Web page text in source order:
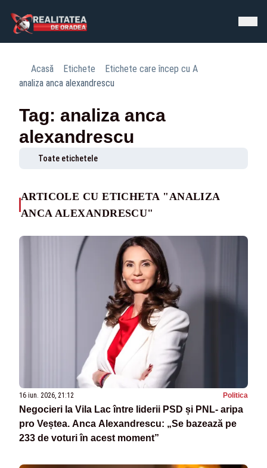
Acasă Etichete
Etichete care încep cu A
analiza anca alexandrescu
Tag: analiza anca
alexandrescu
Toate etichetele
ARTICOLE CU ETICHETA "ANALIZA
ANCA ALEXANDRESCU"
16 iun. 2026, 21:12 Politica
Negocieri la Vila Lac între liderii PSD și PNL- aripa
pro Veștea. Anca Alexandrescu: „Se bazează pe
233 de voturi în acest moment”